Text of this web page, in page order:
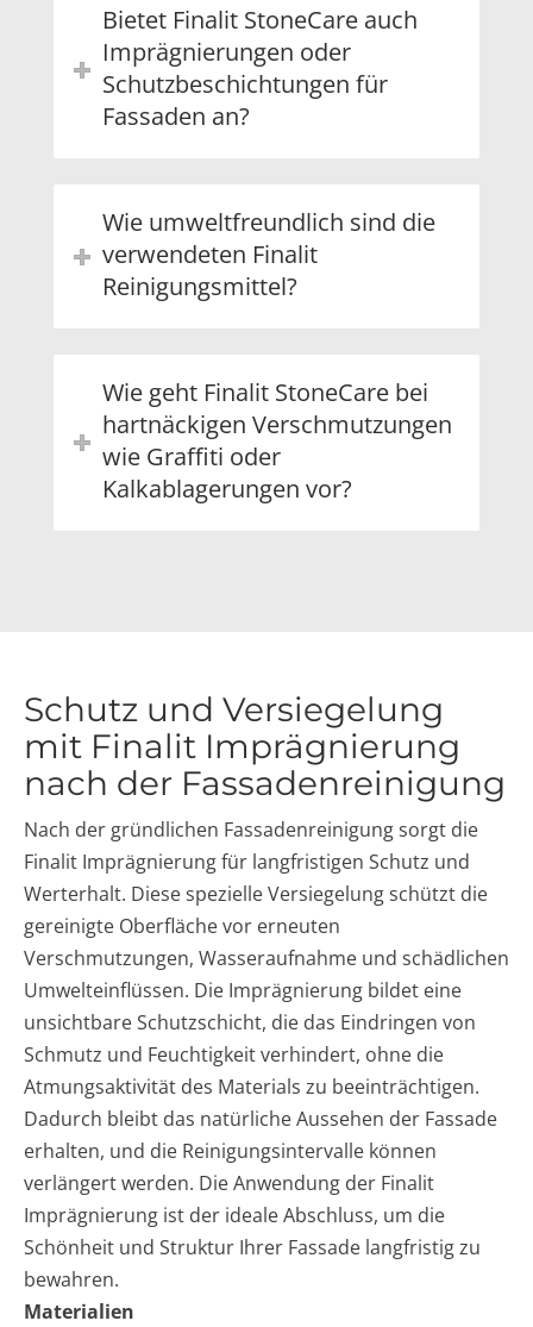
Bietet Finalit StoneCare auch
Imprägnierungen oder
Schutzbeschichtungen für
Fassaden an?
Wie umweltfreundlich sind die
verwendeten Finalit
Reinigungsmittel?
Wie geht Finalit StoneCare bei
hartnäckigen Verschmutzungen
wie Graffiti oder
Kalkablagerungen vor?
Schutz und Versiegelung
mit Finalit Imprägnierung
nach der Fassadenreinigung
Nach der gründlichen Fassadenreinigung sorgt die
Finalit Imprägnierung für langfristigen Schutz und
Werterhalt. Diese spezielle Versiegelung schützt die
gereinigte Oberfläche vor erneuten
Verschmutzungen, Wasseraufnahme und schädlichen
Umwelteinflüssen. Die Imprägnierung bildet eine
unsichtbare Schutzschicht, die das Eindringen von
Schmutz und Feuchtigkeit verhindert, ohne die
Atmungsaktivität des Materials zu beeinträchtigen.
Dadurch bleibt das natürliche Aussehen der Fassade
erhalten, und die Reinigungsintervalle können
verlängert werden. Die Anwendung der Finalit
Imprägnierung ist der ideale Abschluss, um die
Schönheit und Struktur Ihrer Fassade langfristig zu
bewahren.
Materialien